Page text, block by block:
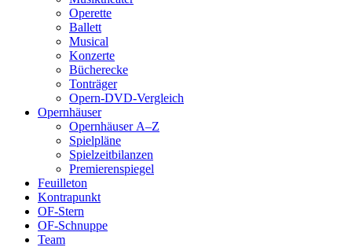
Operette
Ballett
Musical
Konzerte
Bücherecke
Tonträger
Opern-DVD-Vergleich
Opernhäuser
Opernhäuser A–Z
Spielpläne
Spielzeitbilanzen
Premierenspiegel
Feuilleton
Kontrapunkt
OF-Stern
OF-Schnuppe
Team